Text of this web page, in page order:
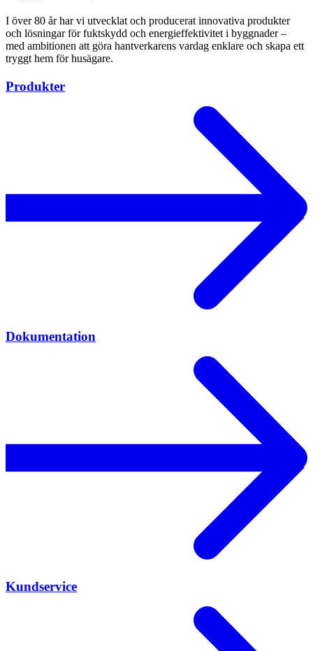
I över 80 år har vi utvecklat och producerat innovativa produkter
och lösningar för fuktskydd och energieffektivitet i byggnader –
med ambitionen att göra hantverkarens vardag enklare och skapa ett
tryggt hem för husägare.
Produkter
Dokumentation
Kundservice